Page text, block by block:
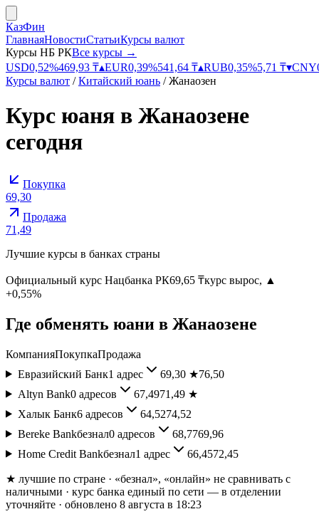
КазФин
ГлавнаяНовостиСтатьиКурсы валют
Курсы НБ РКВсе курсы →
USD0,52%469,93 ₸▴EUR0,39%541,64 ₸▴RUB0,35%5,71 ₸▾CNY
Курсы валют /Китайский юань /Жанаозен
Курс юаня в Жанаозене
сегодня
Покупка
69,30
Продажа
71,49
Лучшие курсы в банках страны
Официальный курс Нацбанка РК69,65 ₸курс вырос, ▲
+0,55%
Где обменять юани в Жанаозене
КомпанияПокупкаПродажа
Евразийский Банк1 адрес 69,30★76,50
Altyn Bank0 адресов 67,4971,49★
Халык Банк6 адресов 64,5274,52
Bereke Bankбезнал0 адресов 68,7769,96
Home Credit Bankбезнал1 адрес 66,4572,45
★ лучшие по стране · «безнал», «онлайн» не сравнивать с
наличными · курс банка единый по сети — в отделении
уточняйте · обновлено 8 августа в 18:23